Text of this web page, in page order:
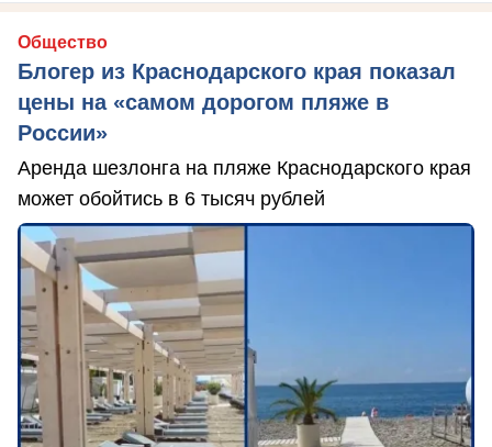
Общество
Блогер из Краснодарского края показал
цены на «самом дорогом пляже в
России»
Аренда шезлонга на пляже Краснодарского края
может обойтись в 6 тысяч рублей